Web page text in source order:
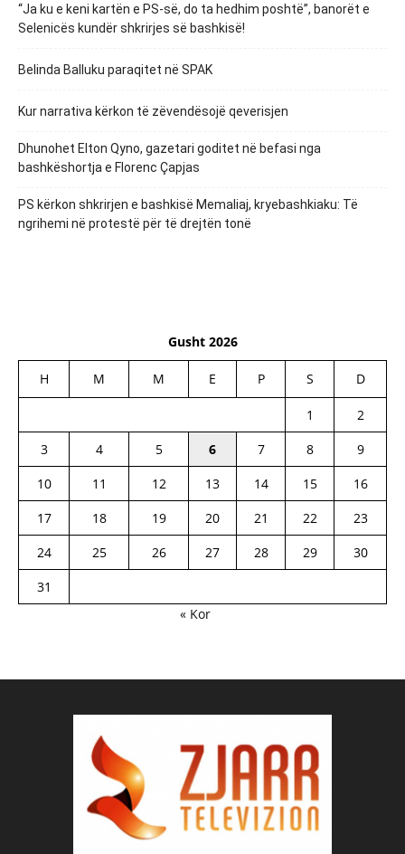
“Ja ku e keni kartën e PS-së, do ta hedhim poshtë”, banorët e
Selenicës kundër shkrirjes së bashkisë!
Belinda Balluku paraqitet në SPAK
Kur narrativa kërkon të zëvendësojë qeverisjen
Dhunohet Elton Qyno, gazetari goditet në befasi nga
bashkëshortja e Florenc Çapjas
PS kërkon shkrirjen e bashkisë Memaliaj, kryebashkiaku: Të
ngrihemi në protestë për të drejtën tonë
Gusht 2026
H M M E P S D
1
2
3
4 5 6 7 8
9
10
11 12 13 14 15
16
17
18 19 20 21 22
23
24
25 26 27 28 29
30
31
« Kor